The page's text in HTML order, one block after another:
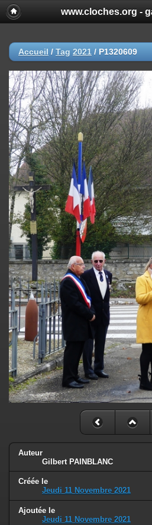
www.cloches.org -
Accueil / Tag 2021 / P1320609
Auteur
Gilbert PAINBLANC
Créée le
Jeudi 11 Novembre 2021
Ajoutée le
Jeudi 11 Novembre 2021